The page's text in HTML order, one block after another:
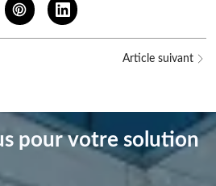
Article suivant
pour votre solution